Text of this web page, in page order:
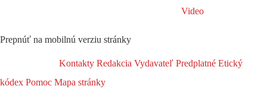
Video
Prepnúť na mobilnú verziu stránky
Kontakty Redakcia Vydavateľ Predplatné Etický
kódex Pomoc Mapa stránky